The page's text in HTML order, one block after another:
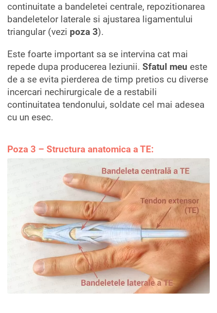
continuitate a bandeletei centrale, repozitionarea
bandeletelor laterale si ajustarea ligamentului
triangular (vezi poza 3).
Este foarte important sa se intervina cat mai
repede dupa producerea leziunii. Sfatul meu este
de a se evita pierderea de timp pretios cu diverse
incercari nechirurgicale de a restabili
continuitatea tendonului, soldate cel mai adesea
cu un esec.
Poza 3 – Structura anatomica a TE: